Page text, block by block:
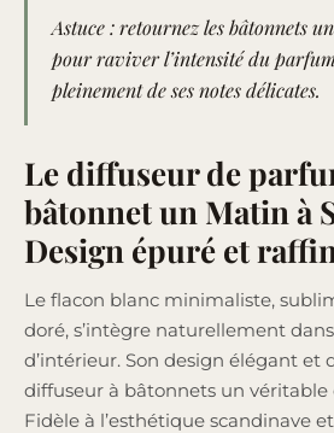
Astuce :retournezles bâtonnets
pour raviver l’intensité du
pleinement de ses notes délicates.
Le diffuseur de
bâtonnet un Matin à
Design épuré et
Le flacon blanc minimaliste,
doré, s’intègre naturellement
d’intérieur. Son design élégant et
diffuseur à bâtonnets un véritable
Fidèle à l’esthétique scandinave